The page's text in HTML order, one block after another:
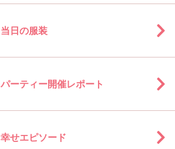
当日の服装
パーティー開催レポート
幸せエピソード